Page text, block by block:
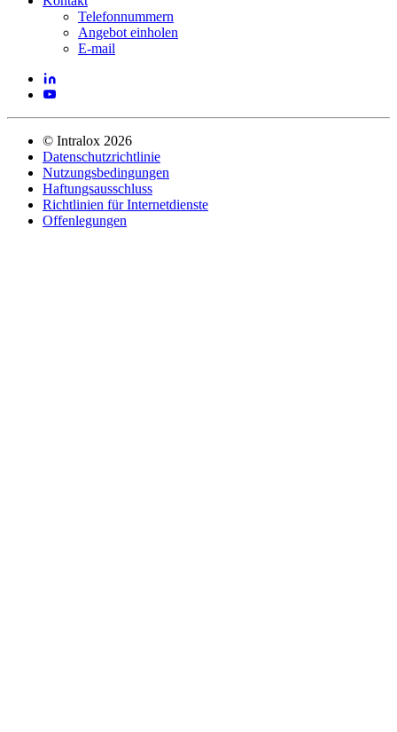
Telefonnummern
Angebot einholen
E-mail
© Intralox 2026
Datenschutzrichtlinie
Nutzungsbedingungen
Haftungsausschluss
Richtlinien für Internetdienste
Offenlegungen